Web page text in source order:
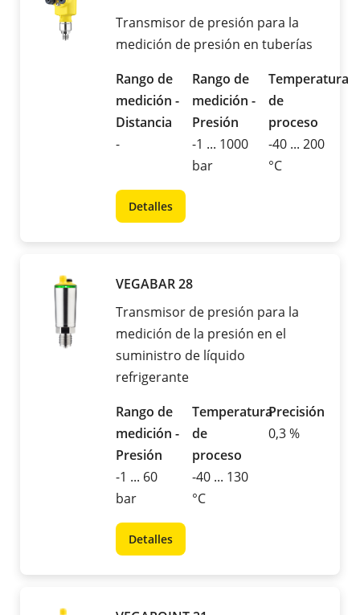
Transmisor de presión para la
medición de presión en tuberías
Rango de
medición -
Distancia
-
Rango de
medición -
Presión
-1 ... 1000
bar
Temperatura
de
proceso
-40 ... 200
°C
Detalles
VEGABAR 28
Transmisor de presión para la
medición de la presión en el
suministro de líquido
refrigerante
Rango de
medición -
Presión
-1 ... 60
bar
Temperatura
de
proceso
-40 ... 130
°C
Precisión
0,3 %
Detalles